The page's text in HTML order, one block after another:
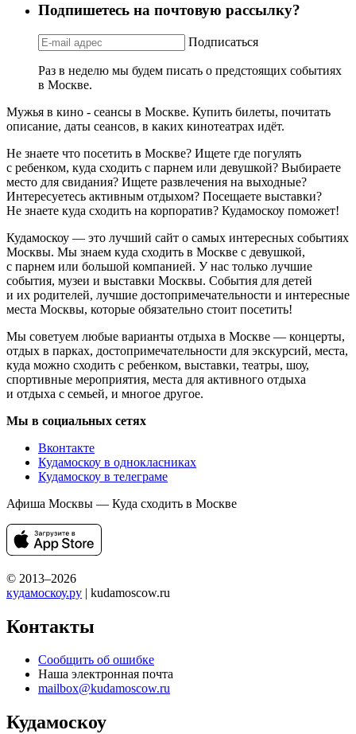
Подпишетесь на почтовую рассылку?
Подписаться
Раз в неделю мы будем писать о предстоящих событиях
в Москве.
Мужья в кино - сеансы в Москве. Купить билеты, почитать
описание, даты сеансов, в каких кинотеатрах идёт.
Не знаете что посетить в Москве? Ищете где погулять
с ребенком, куда сходить с парнем или девушкой? Выбираете
место для свидания? Ищете развлечения на выходные?
Интересуетесь активным отдыхом? Посещаете выставки?
Не знаете куда сходить на корпоратив? Кудамоскоу поможет!
Кудамоскоу — это лучший сайт о самых интересных событиях
Москвы. Мы знаем куда сходить в Москве с девушкой,
с парнем или большой компанией. У нас только лучшие
события, музеи и выставки Москвы. События для детей
и их родителей, лучшие достопримечательности и интересные
места Москвы, которые обязательно стоит посетить!
Мы советуем любые варианты отдыха в Москве — концерты,
отдых в парках, достопримечательности для экскурсий, места,
куда можно сходить с ребенком, выставки, театры, шоу,
спортивные мероприятия, места для активного отдыха
и отдыха с семьей, и многое другое.
Мы в социальных сетях
Вконтакте
Кудамоскоу в однокласниках
Кудамоскоу в телеграме
Афиша Москвы — Куда сходить в Москве
© 2013–2026
кудамоскоу.ру | kudamoscow.ru
Контакты
Сообщить об ошибке
Наша электронная почта
mailbox@kudamoscow.ru
Кудамоскоу